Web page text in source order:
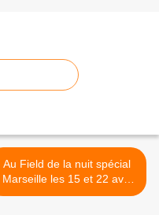
Au Field de la nuit spécial
Marseille les 15 et 22 avril
(Vidéo, les coulisses). >